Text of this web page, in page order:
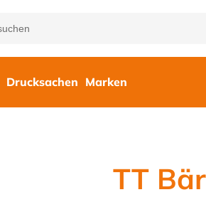
Drucksachen Marken
TT